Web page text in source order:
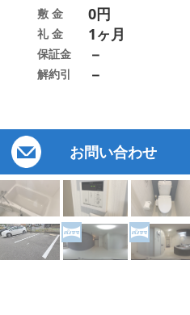
お問い合わせ
敷 金 0円
礼 金 1ヶ月
保証金 －
解約引 －